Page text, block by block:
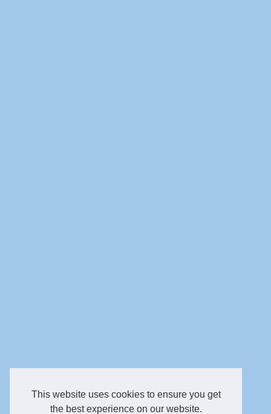
This website uses cookies to ensure you get
the best experience on our website.